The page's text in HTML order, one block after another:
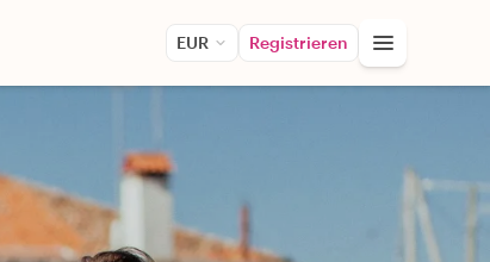
EUR Registrieren